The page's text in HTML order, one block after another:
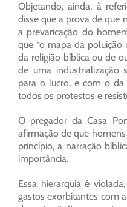
Objetando, ainda, à
disse que a prova de que
a prevaricação do
que “o mapa da
da religião bíblica ou de
de uma industrialização
para o lucro, e com o
todos os protestos e
O pregador da Casa
afirmação de que
princípio, a narração
importância.
Essa hierarquia é
gastos exorbitantes com